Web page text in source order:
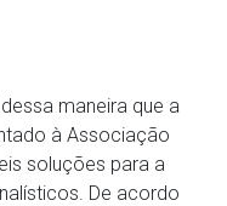
maneira que a
à Associação
soluções para a
De acordo